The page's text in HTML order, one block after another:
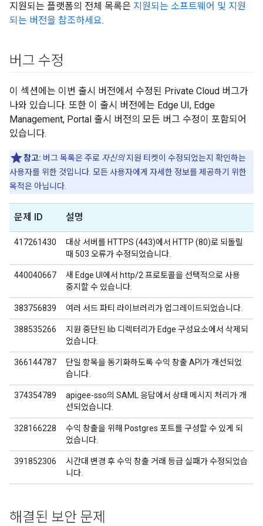
지원되는 플랫폼의 전체 목록은 지원되는 소프트웨어 및 지원
되는 버전을 참조하세요.
버그 수정
이 섹션에는 이번 출시 버전에서 수정된 Private Cloud 버그가
나와 있습니다. 또한 이 출시 버전에는 Edge UI, Edge
Management, Portal 출시 버전의 모든 버그 수정이 포함되어
있습니다.
참고: 버그 목록은 주로 자신의지원 티켓이 수정되었는지 확인하는
사용자를 위한 것입니다. 모든 사용자에게 자세한 정보를 제공하기 위한
목적은 아닙니다.
문제 ID 설명
417261430
대상 서버를 HTTPS (443)에서 HTTP (80)로 되돌릴
때 503 오류가 수정되었습니다.
440040667
새 Edge UI에서 http/2 프로토콜을 선택적으로 사용
중지할 수 있습니다.
383756839 여러 서드 파티 라이브러리가 업그레이드되었습니다.
388535266
지원 중단된 lib 디렉터리가 Edge 구성요소에서 삭제되
었습니다.
366144787
단일 항목을 동기화하도록 수익 창출 API가 개선되었
습니다.
374354789
apigee-sso의 SAML 응답에서 상태 메시지 처리가 개
선되었습니다.
328166228
수익 창출을 위해 Postgres 포트를 구성할 수 있게 되
었습니다.
391852306
시간대 변경 후 수익 창출 거래 등급 실패가 수정되었습
니다.
해결된 보안 문제